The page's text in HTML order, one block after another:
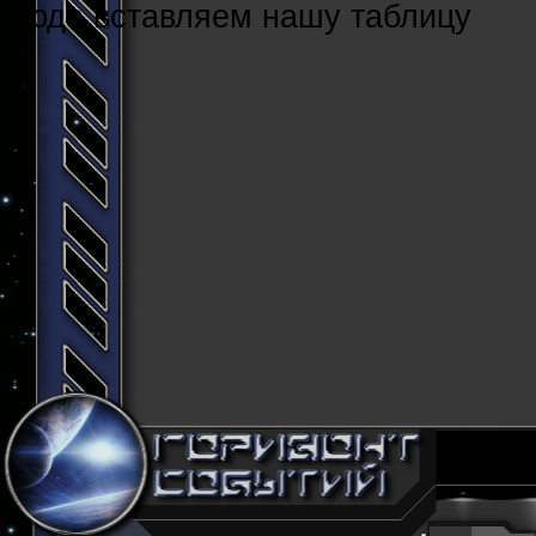
Cюда вставляем нашу таблицу